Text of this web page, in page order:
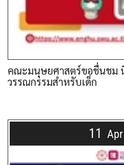
คณะมนุษยศาสตร์ขอชื่นชม
วรรณกรรมสำหรับเด็ก
11 Apr